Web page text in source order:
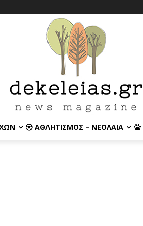
ΑΘΛΗΤΙΣΜΌΣ – ΝΕΟΛΑΊΑ